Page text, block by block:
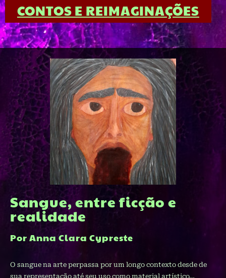
CONTOS E REIMAGINAÇÕES
Sangue, entre ficção e
realidade
Por Anna Clara Cypreste
O sangue na arte perpassa por um longo contexto desde de
sua representação até seu uso como material artístico…